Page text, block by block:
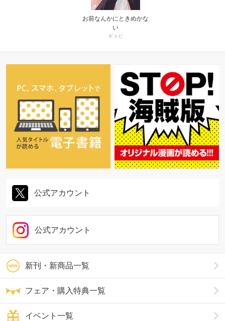
お前なんかにときめかな
い
ギョビ
新刊・新商品一覧
フェア・購入特典一覧
イベント一覧
公式アカウント
公式アカウント